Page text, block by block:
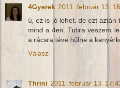
4Gyerek 2011. február 13.
ú, ez is jó lehet. de ezt aztán
mind a 4en. Tutira veszem
a rácsra téve hűlne a
Válasz
Thrini 2011. február 13.